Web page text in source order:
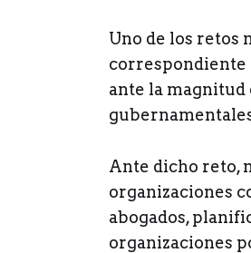
Uno de los retos
correspondiente
ante la magnitud
Ante dicho reto,
organizaciones
abogados,
organizaciones